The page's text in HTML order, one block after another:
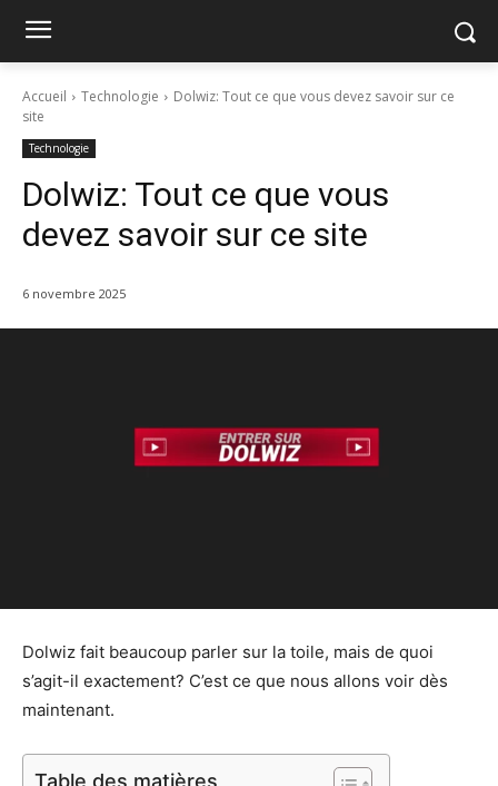
Accueil Technologie
Dolwiz: Tout ce que vous devez savoir sur ce
site
Technologie
Dolwiz: Tout ce que vous
devez savoir sur ce site
6 novembre 2025
Dolwiz fait beaucoup parler sur la toile, mais de quoi
s’agit-il exactement? C’est ce que nous allons voir dès
maintenant.
Table des matières